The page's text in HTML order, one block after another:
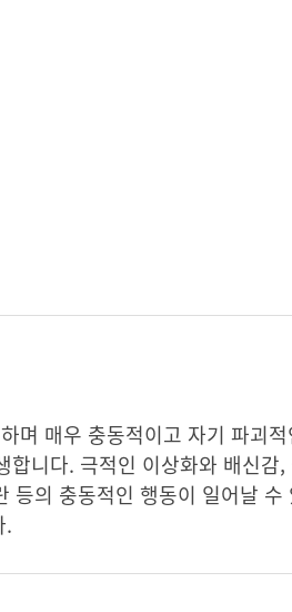
며 매우 충동적이고 자기 파괴
니다. 극적인 이상화와 배신
등의 충동적인 행동이 일어날
.